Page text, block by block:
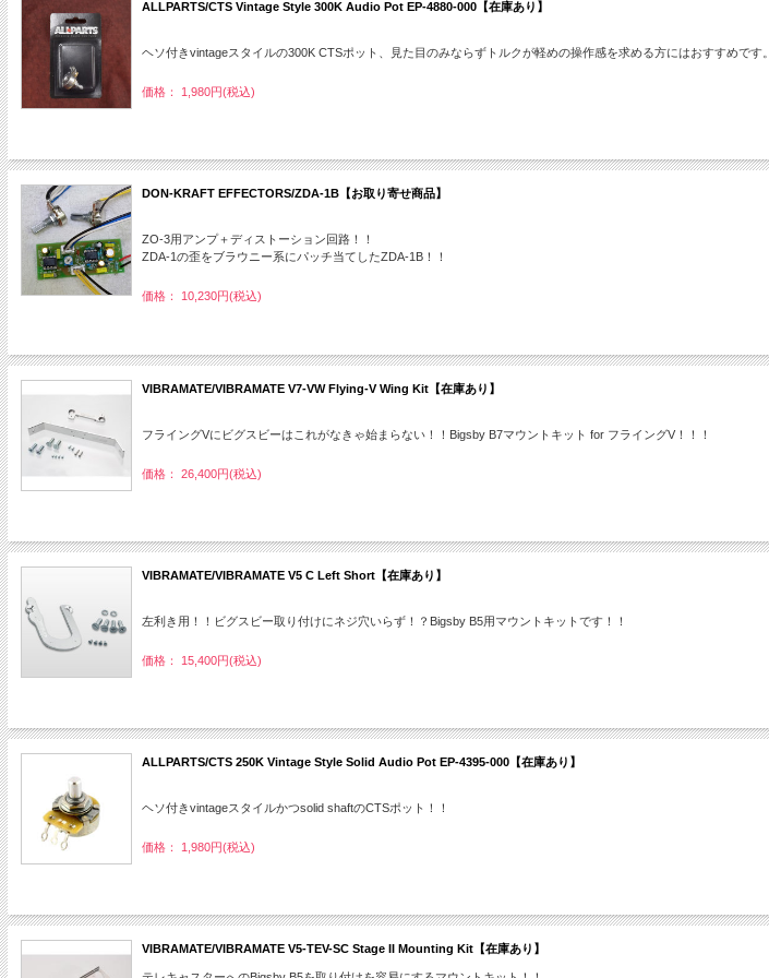
ALLPARTS/CTS Vintage Style 300K Audio Pot EP-4880-000【在庫あり】
ヘソ付きvintageスタイルの300K CTSポット、見た目のみならずトルクが軽めの操作感を求める方にはおすすめです。
価格： 1,980円(税込)
DON-KRAFT EFFECTORS/ZDA-1B【お取り寄せ商品】
ZO-3用アンプ＋ディストーション回路！！
ZDA-1の歪をブラウニー系にパッチ当てしたZDA-1B！！
価格： 10,230円(税込)
VIBRAMATE/VIBRAMATE V7-VW Flying-V Wing Kit【在庫あり】
フライングVにビグスビーはこれがなきゃ始まらない！！Bigsby B7マウントキット for フライングV！！！
価格： 26,400円(税込)
VIBRAMATE/VIBRAMATE V5 C Left Short【在庫あり】
左利き用！！ビグスビー取り付けにネジ穴いらず！？Bigsby B5用マウントキットです！！
価格： 15,400円(税込)
ALLPARTS/CTS 250K Vintage Style Solid Audio Pot EP-4395-000【在庫あり】
ヘソ付きvintageスタイルかつsolid shaftのCTSポット！！
価格： 1,980円(税込)
VIBRAMATE/VIBRAMATE V5-TEV-SC Stage II Mounting Kit【在庫あり】